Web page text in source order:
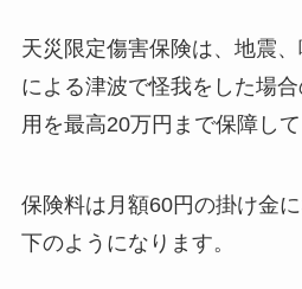
天災限定傷害保険は、地震
による津波で怪我をした場
用を最高20万円まで保障して
保険料は 月額60円の掛け金
下のようになります。